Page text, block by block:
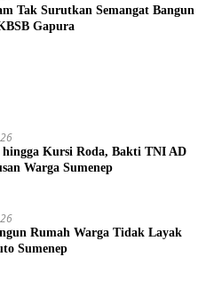
Tak Surutkan Semangat Bangun
Gapura
Kursi Roda, Bakti TNI AD
Warga Sumenep
Rumah Warga Tidak Layak
Sumenep